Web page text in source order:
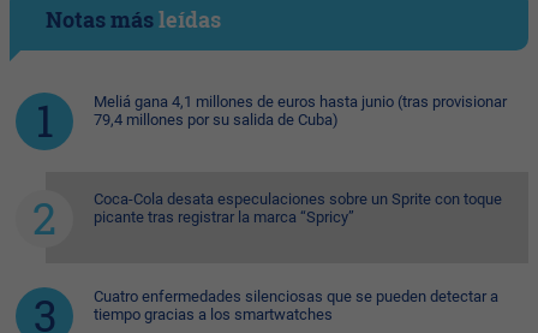
Notas másleídas
Meliá gana 4,1 millones de euros hasta junio (tras provisionar
79,4 millones por su salida de Cuba)
Coca-Cola desata especulaciones sobre un Sprite con toque
picante tras registrar la marca “Spricy”
Cuatro enfermedades silenciosas que se pueden detectar a
tiempo gracias a los smartwatches